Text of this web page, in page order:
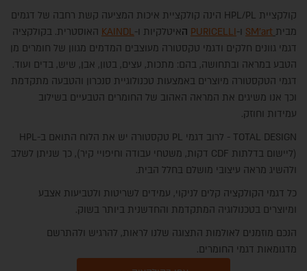
קולקציית HPL/PL הינה קולקציית איכות המציעה קשת רחבה של דגמים
מבית SM'art ו-PURICELLI האיטלקיות ו-KAINDL האוסטרית. בקולקציה
דגמי גוונים חלקים ודגמי טקסטורה מעוצבים המדמים מגוון של חומרים מן
הטבע במראה ובתחושה, בהם: מתכות, עצים, בטון, אבן, שיש, בדים ועוד.
דגמי הטקסטורה מיוצרים באמצעות טכנולוגיית סנכרון והטבעה מתקדמת
וכך אנו משיגים את המראה האהוב של החומרים הטבעיים בשילוב
עמידות וחוזק.
TOTAL DESIGN - לרוב דגמי PL טקסטורה יש את הלוח התואם ב-HPL
(ליישום בדלתות CDF דקות, משטחי עבודה וחיפויי קיר), כך שניתן לשלב
ולהשיג מראה עיצובי מושלם בחלל הבית.
כל דגמי הקולקציה קלים לניקוי, עמידים לשריטות ולטביעות אצבע
ומיוצרים בטכנולוגיה המתקדמת והחדשנית ביותר בשוק.
הנכם מוזמנים לאולמות התצוגה שלנו לראות, להרגיש ולהתרשם
מדגומאות דגמי החומרים.